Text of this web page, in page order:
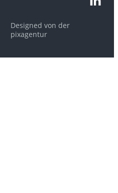
Designed von der
pixagentur